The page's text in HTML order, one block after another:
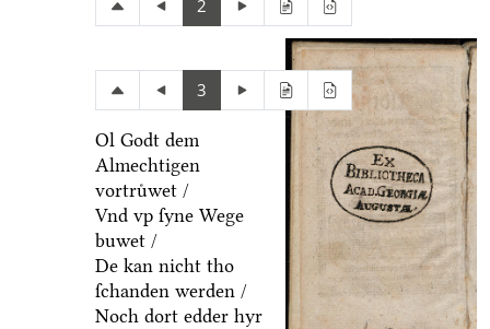
2
3
Ol Godt dem
Almechtigen
vortruͤwet /
Vnd vp ſyne Wege
buwet /
De kan nicht tho
ſchanden werden /
Noch dort edder hyr